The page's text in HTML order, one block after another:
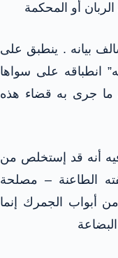
أو المحكمة
النحو السالف بيانه . ينطبق على
انطباقه على سواها
ما جرى به قضاء هذه
أنه قد إستخلص من
الطاعنة – مصلحة
أبواب الجمرك إنما